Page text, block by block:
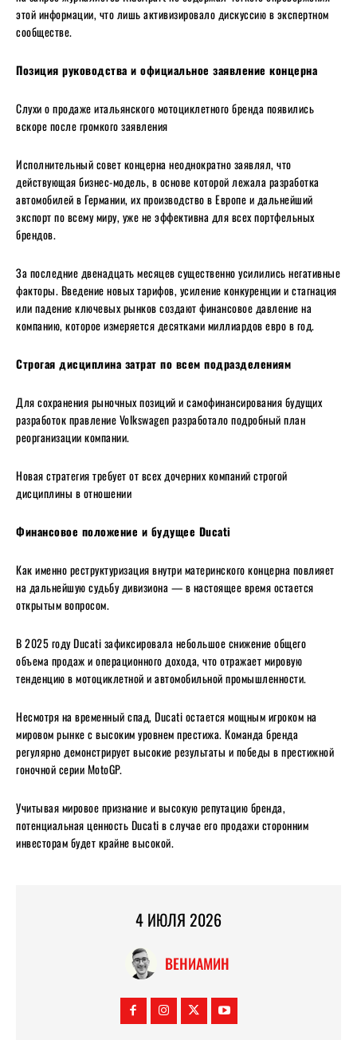
этой информации, что лишь активизировало дискуссию в экспертном
сообществе.
Позиция руководства и официальное заявление концерна
Слухи о продаже итальянского мотоциклетного бренда появились
вскоре после громкого заявления
Исполнительный совет концерна неоднократно заявлял, что
действующая бизнес-модель, в основе которой лежала разработка
автомобилей в Германии, их производство в Европе и дальнейший
экспорт по всему миру, уже не эффективна для всех портфельных
брендов.
За последние двенадцать месяцев существенно усилились негативные
факторы. Введение новых тарифов, усиление конкуренции и стагнация
или падение ключевых рынков создают финансовое давление на
компанию, которое измеряется десятками миллиардов евро в год.
Строгая дисциплина затрат по всем подразделениям
Для сохранения рыночных позиций и самофинансирования будущих
разработок правление Volkswagen разработало подробный план
реорганизации компании.
Новая стратегия требует от всех дочерних компаний строгой
дисциплины в отношении
Финансовое положение и будущее Ducati
Как именно реструктуризация внутри материнского концерна повлияет
на дальнейшую судьбу дивизиона — в настоящее время остается
открытым вопросом.
В 2025 году Ducati зафиксировала небольшое снижение общего
объема продаж и операционного дохода, что отражает мировую
тенденцию в мотоциклетной и автомобильной промышленности.
Несмотря на временный спад, Ducati остается мощным игроком на
мировом рынке с высоким уровнем престижа. Команда бренда
регулярно демонстрирует высокие результаты и победы в престижной
гоночной серии MotoGP.
Учитывая мировое признание и высокую репутацию бренда,
потенциальная ценность Ducati в случае его продажи сторонним
инвесторам будет крайне высокой.
4 ИЮЛЯ 2026
ВЕНИАМИН